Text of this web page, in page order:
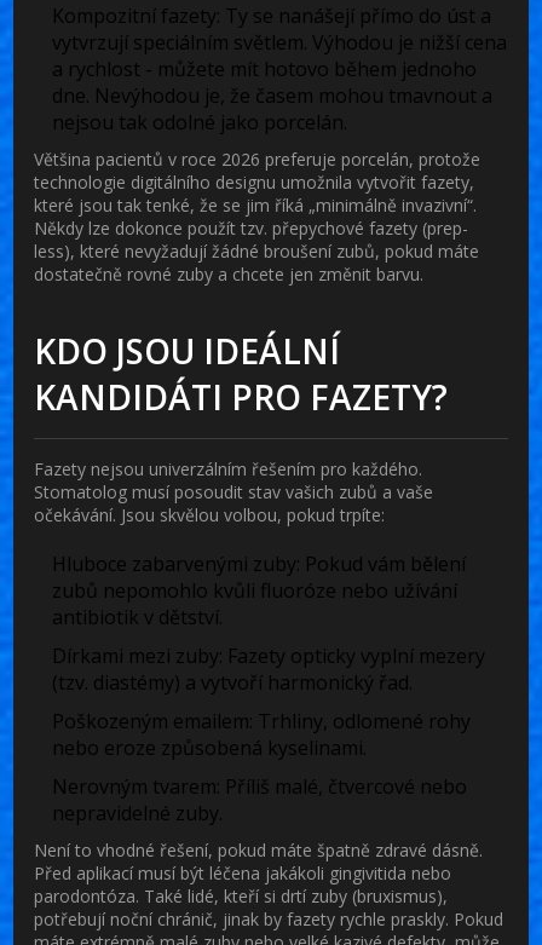
Kompozitní fazety: Ty se nanášejí přímo do úst a
vytvrzují speciálním světlem. Výhodou je nižší cena
a rychlost - můžete mít hotovo během jednoho
dne. Nevýhodou je, že časem mohou tmavnout a
nejsou tak odolné jako porcelán.
Většina pacientů v roce 2026 preferuje porcelán, protože
technologie digitálního designu umožnila vytvořit fazety,
které jsou tak tenké, že se jim říká „minimálně invazivní“.
Někdy lze dokonce použít tzv. přepychové fazety (prep-
less), které nevyžadují žádné broušení zubů, pokud máte
dostatečně rovné zuby a chcete jen změnit barvu.
KDO JSOU IDEÁLNÍ
KANDIDÁTI PRO FAZETY?
Fazety nejsou univerzálním řešením pro každého.
Stomatolog musí posoudit stav vašich zubů a vaše
očekávání. Jsou skvělou volbou, pokud trpíte:
Hluboce zabarvenými zuby: Pokud vám bělení
zubů nepomohlo kvůli fluoróze nebo užívání
antibiotik v dětství.
Dírkami mezi zuby: Fazety opticky vyplní mezery
(tzv. diastémy) a vytvoří harmonický řad.
Poškozeným emailem: Trhliny, odlomené rohy
nebo eroze způsobená kyselinami.
Nerovným tvarem: Příliš malé, čtvercové nebo
nepravidelné zuby.
Není to vhodné řešení, pokud máte špatně zdravé dásně.
Před aplikací musí být léčena jakákoli gingivitida nebo
parodontóza. Také lidé, kteří si drtí zuby (bruxismus),
potřebují noční chránič, jinak by fazety rychle praskly. Pokud